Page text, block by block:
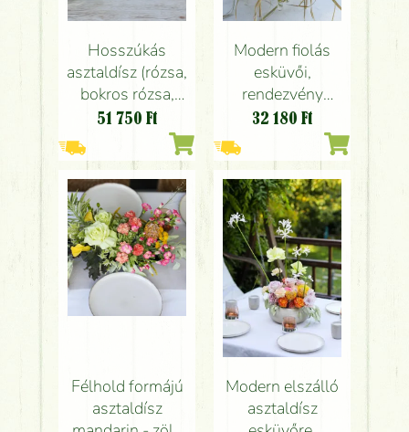
Hosszúkás
asztaldísz (rózsa,
bokros rózsa,
krizantém,
liziantusz, barack,
krém, rózsaszín,
zöld)
51 750 Ft
Modern fiolás
esküvői,
rendezvény
asztaldísz
pasztell rózsákkal
(levendula lila,
rózsaszín, világos
sárga, rózsa,
angol rózsa,
szegfű,
leucospermum)
32 180 Ft
Félhold formájú
asztaldísz
Modern elszálló
asztaldísz